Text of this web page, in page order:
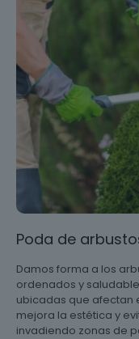
Poda de
Damos forma a los
ordenados y
ubicadas que afectan
mejora la estética y
invadiendo zonas de